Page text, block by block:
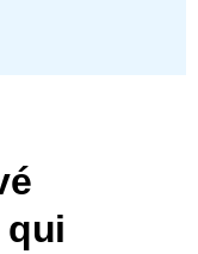
qui